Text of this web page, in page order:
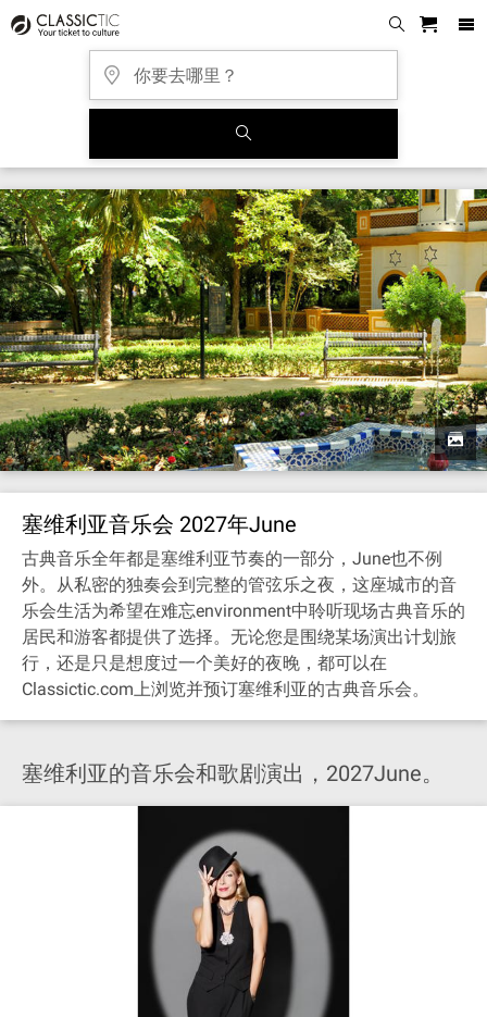
塞维利亚音乐会 2027年June
古典音乐全年都是塞维利亚节奏的一部分，June也不例
外。从私密的独奏会到完整的管弦乐之夜，这座城市的音
乐会生活为希望在难忘environment中聆听现场古典音乐的
居民和游客都提供了选择。无论您是围绕某场演出计划旅
行，还是只是想度过一个美好的夜晚，都可以在
Classictic.com上浏览并预订塞维利亚的古典音乐会。
塞维利亚的音乐会和歌剧演出，2027June。